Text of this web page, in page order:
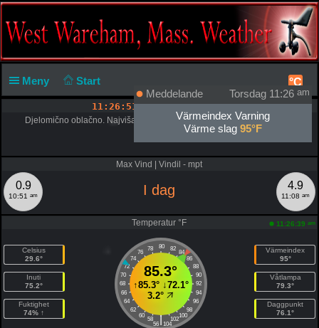
Meny Start °C
11:26:52 amTors Aug 6, 2026
Djelomično oblačno. Najviša temperatura 87°F. Vjetar JZ 10 - 15 mi/h.
Max Vind | Vindil - mpt
0.9
10:51am
4.9
11:08am
I dag
Temperatur °F 11:26:39 am
Celsius
29.6°
Inuti
75.2°
Fuktighet
74% ↑
80
78 82
76
84
74
86
72
88
70
90
68
92
66
94
64
96
62
98
60
100
58 102
|
56 104
85.3°
↑85.3°↓72.1°
3.2°
Värmeindex
95°
Våtlampa
79.3°
Daggpunkt
76.1°
Meddelande Torsdag 11:26 am
Värmeindex Varning
Värme slag 95°F